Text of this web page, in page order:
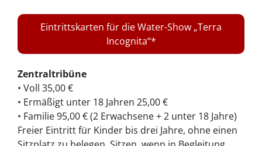
Eintrittskarten für die Water-Show „Terra
Incognita“
Zentraltribüne
• Voll 35,00 €
• Ermäßigt unter 18 Jahren 25,00 €
• Familie 95,00 € (2 Erwachsene + 2 unter 18 Jahre)
Freier Eintritt für Kinder bis drei Jahre, ohne einen